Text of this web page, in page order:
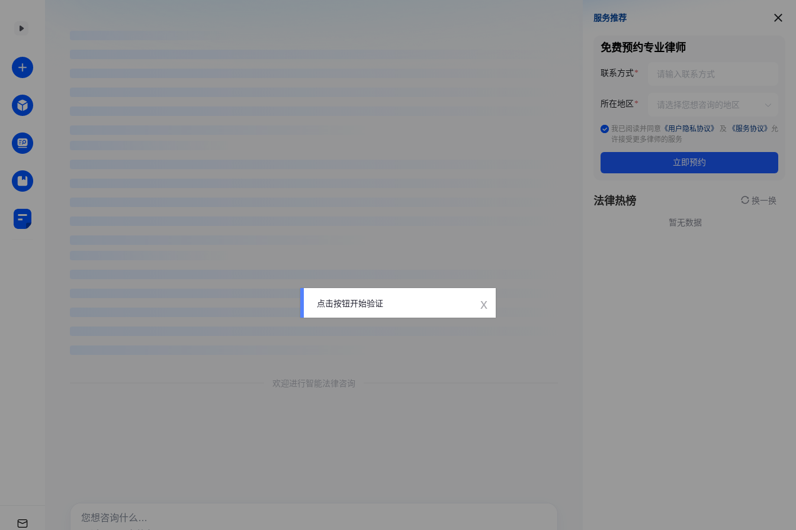
欢迎进行智能法律咨询
服务推荐
服务推荐
免费预约专业律师
联系方式
所在地区
我已阅读并同意 《用户隐私协议》 及 《服务协议》 允
许接受更多律师的服务
立即预约
法律热榜 换一换
暂无数据
点击按钮开始验证 x